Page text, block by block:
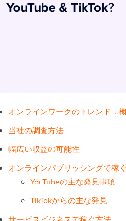
オンラインワークのトレンド：
当社の調査方法
幅広い収益の可能性
オンラインパブリッシングで稼
YouTubeの主な発見事項
TikTokからの主な発見